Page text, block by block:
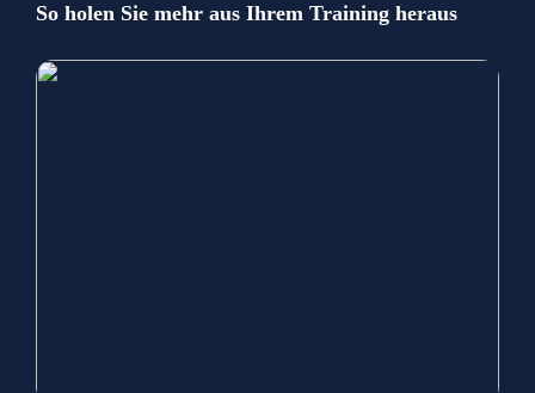
So holen Sie mehr aus Ihrem Training heraus